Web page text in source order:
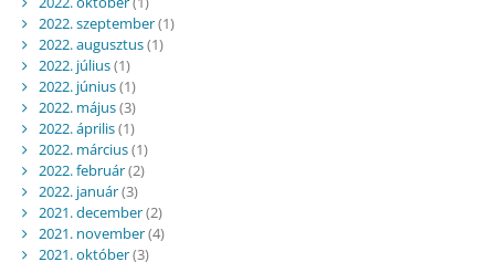
2022. szeptember(1)
2022. augusztus(1)
2022. július(1)
2022. június(1)
2022. május(3)
2022. április(1)
2022. március(1)
2022. február(2)
2022. január(3)
2021. december(2)
2021. november(4)
2021. október(3)